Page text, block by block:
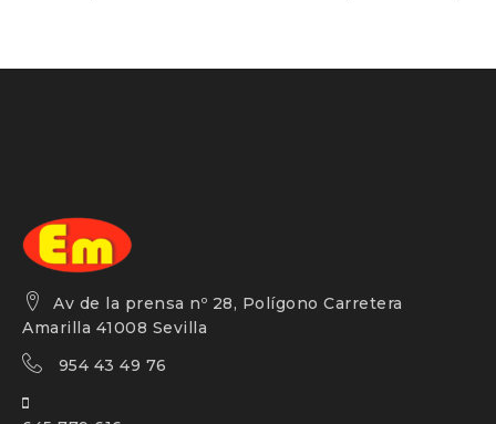
Av de la prensa nº 28, Polígono Carretera
Amarilla 41008 Sevilla
954 43 49 76